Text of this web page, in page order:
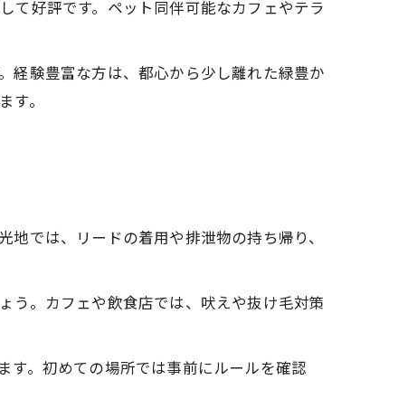
て好評です。ペット同伴可能なカフェやテラ
経験豊富な方は、都心から少し離れた緑豊か
す。
では、リードの着用や排泄物の持ち帰り、
う。カフェや飲食店では、吠えや抜け毛対策
す。初めての場所では事前にルールを確認